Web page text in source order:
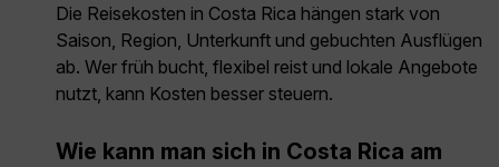
Die Reisekosten in Costa Rica hängen stark von
Saison, Region, Unterkunft und gebuchten Ausflügen
ab. Wer früh bucht, flexibel reist und lokale Angebote
nutzt, kann Kosten besser steuern.
Wie kann man sich in Costa Rica am